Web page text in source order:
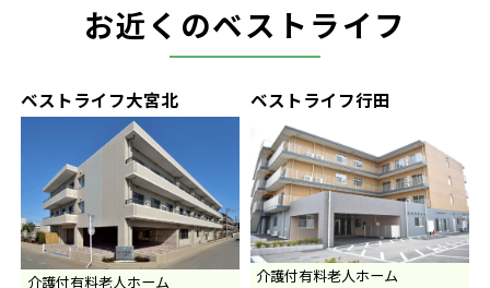
お近くのベストライフ
ベストライフ大宮北
介護付有料老人ホーム
ベストライフ行田
介護付有料老人ホーム